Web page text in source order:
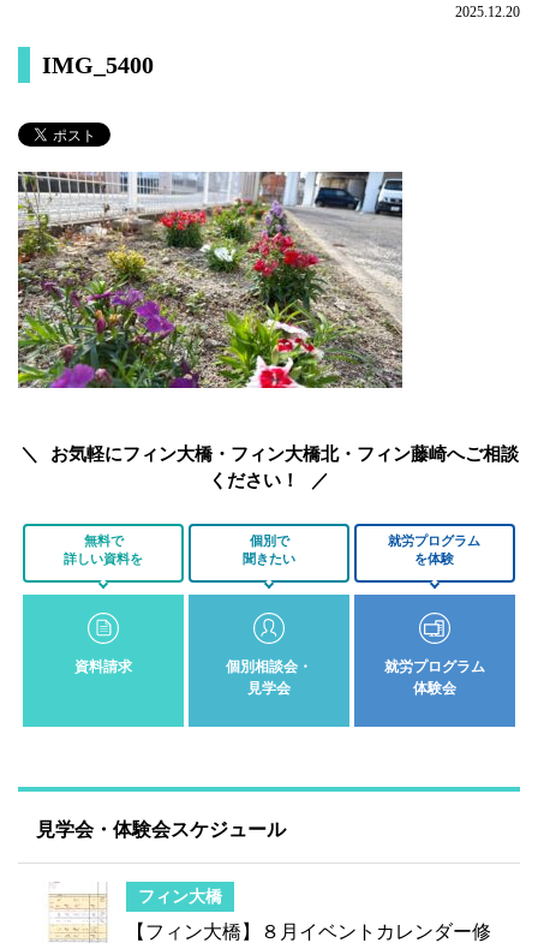
2025.12.20
IMG_5400
お気軽にフィン大橋・フィン大橋北・フィン藤崎へご相談
ください！
無料で
詳しい資料を
資料請求
個別で
聞きたい
個別相談会・
見学会
就労プログラム
を体験
就労プログラム
体験会
見学会・体験会スケジュール
フィン大橋
【フィン大橋】８月イベントカレンダー修